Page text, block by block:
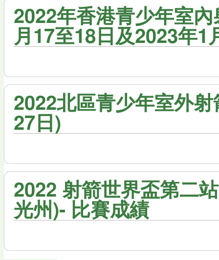
2022年香港青少年室
月17至18日及2023年1
2022北區青少年室外
27日)
2022 射箭世界盃第二
光州)- 比賽成績